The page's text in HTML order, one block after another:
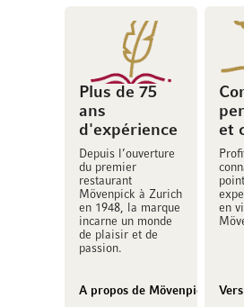
Plus de 75
ans
d'expérience
Depuis l’ouverture
du premier
restaurant
Mövenpick à Zurich
en 1948, la marque
incarne un monde
de plaisir et de
passion.
A propos de Mövenpick Vins
et
en